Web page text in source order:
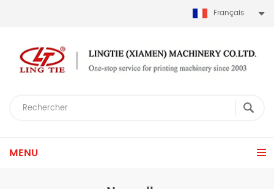
Français
MENU